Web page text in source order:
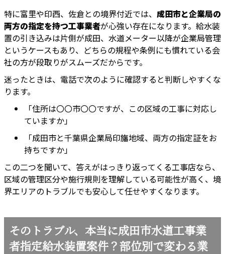
特に富里や印西、佐倉との境界付近では、 成田市と企業局の
両方の指定を持つ工事業者が心強い存在になります。給水装
置の引き込みは片側が成田、水道メーター以降が企業局管理
というケースもあり、どちらの規程や条例にも慣れている会
社の方が段取りがスムーズだからです。
迷ったときは、電話で次のように確認すると判断しやすくな
ります。
「住所は〇〇市〇〇ですが、この区域の工事に対応し
ていますか」
「成田市と千葉県企業局印旛地域、両方の指定証をお
持ちですか」
この二つを聞いて、答えがはっきり返ってくる工事店なら、
区域の管理区分や施行規則を理解している可能性が高く、境
界エリアのトラブルでも安心して任せやすくなります。
そのトラブル、本当に成田市水道工事業
者指定給水装置案件？部位別で変わる業